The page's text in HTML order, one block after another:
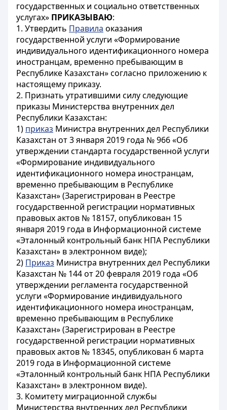
государственных и социально ответственных
услугах» ПРИКАЗЫВАЮ:
1. Утвердить Правила оказания
государственной услуги «Формирование
индивидуального идентификационного номера
иностранцам, временно пребывающим в
Республике Казахстан» согласно приложению к
настоящему приказу.
2. Признать утратившими силу следующие
приказы Министерства внутренних дел
Республики Казахстан:
1) приказ Министра внутренних дел Республики
Казахстан от 3 января 2019 года № 966 «Об
утверждении стандарта государственной услуги
«Формирование индивидуального
идентификационного номера иностранцам,
временно пребывающим в Республике
Казахстан» (Зарегистрирован в Реестре
государственной регистрации нормативных
правовых актов № 18157, опубликован 15
января 2019 года в Информационной системе
«Эталонный контрольный банк НПА Республики
Казахстан» в электронном виде);
2) Приказ Министра внутренних дел Республики
Казахстан № 144 от 20 февраля 2019 года «Об
утверждении регламента государственной
услуги «Формирование индивидуального
идентификационного номера иностранцам,
временно пребывающим в Республике
Казахстан» (Зарегистрирован в Реестре
государственной регистрации нормативных
правовых актов № 18345, опубликован 6 марта
2019 года в Информационной системе
«Эталонный контрольный банк НПА Республики
Казахстан» в электронном виде).
3. Комитету миграционной службы
Министерства внутренних дел Республики